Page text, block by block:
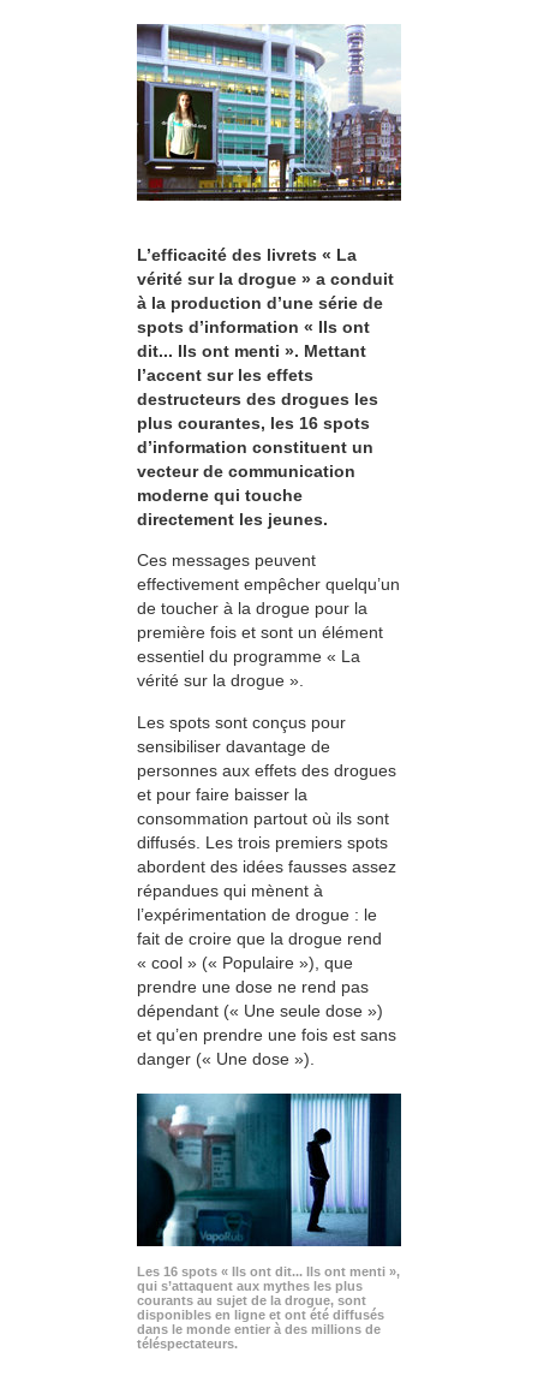
L’efficacité des livrets « La
vérité sur la drogue » a conduit
à la production d’une série de
spots d’information « Ils ont
dit... Ils ont menti ». Mettant
l’accent sur les effets
destructeurs des drogues les
plus courantes, les 16 spots
d’information constituent un
vecteur de communication
moderne qui touche
directement les jeunes.
Ces messages peuvent
effectivement empêcher quelqu’un
de toucher à la drogue pour la
première fois et sont un élément
essentiel du programme « La
vérité sur la drogue ».
Les spots sont conçus pour
sensibiliser davantage de
personnes aux effets des drogues
et pour faire baisser la
consommation partout où ils sont
diffusés. Les trois premiers spots
abordent des idées fausses assez
répandues qui mènent à
l’expérimentation de drogue : le
fait de croire que la drogue rend
« cool » (« Populaire »), que
prendre une dose ne rend pas
dépendant (« Une seule dose »)
et qu’en prendre une fois est sans
danger (« Une dose »).
Les 16 spots « Ils ont dit... Ils ont menti »,
qui s’attaquent aux mythes les plus
courants au sujet de la drogue, sont
disponibles en ligne et ont été diffusés
dans le monde entier à des millions de
téléspectateurs.